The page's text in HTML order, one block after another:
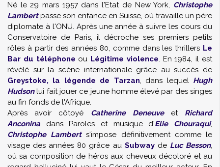
Né le 29 mars 1957 dans l'Etat de New York, Christophe
Lambertpasse son enfance en Suisse, où travaille un père
diplomate à l'ONU. Après une année à suivre les cours du
Conservatoire de Paris, il décroche ses premiers petits
rôles à partir des années 80, comme dans les thrillers Le
Bar du téléphone ou Légitime violence. En 1984, il est
révélé sur la scène internationale grâce au succès de
Greystoke, la légende de Tarzan, dans lequel Hugh
Hudsonlui fait jouer ce jeune homme élevé par des singes
au fin fonds de l'Afrique.
Après avoir côtoyé Catherine Deneuveet Richard
Anconina dans Paroles et musique d'Elie Chouraqui,
Christophe Lamberts'impose définitivement comme le
visage des années 80 grâce au Subwayde Luc Besson,
où sa composition de héros aux cheveux décoloré et au